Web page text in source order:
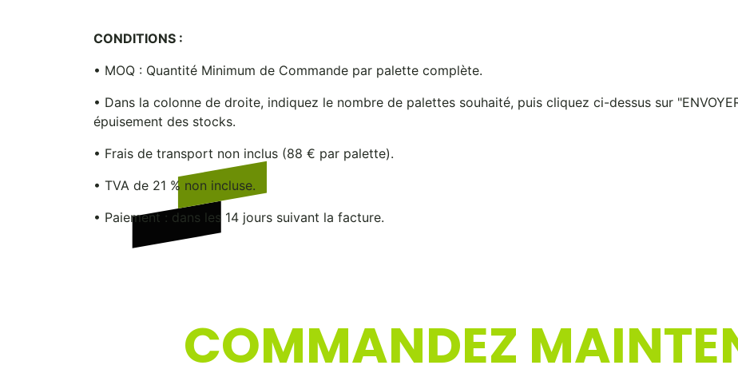
CONDITIONS :
• MOQ : Quantité Minimum de Commande par palette complète.
• Dans la colonne de droite, indiquez le nombre de palettes souhaité, puis cliquez ci-dessus sur
épuisement des stocks.
• Frais de transport non inclus (88 € par palette).
• TVA de 21 % non incluse.
• Paiement : dans les 14 jours suivant la facture.
COMMANDEZ